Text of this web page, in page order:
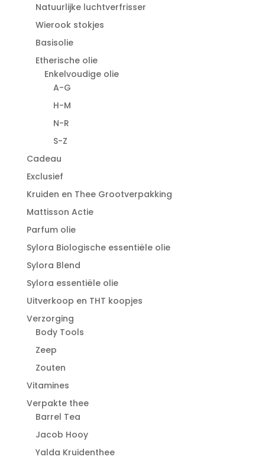
Natuurlijke luchtverfrisser
Wierook stokjes
Basisolie
Etherische olie
Enkelvoudige olie
A-G
H-M
N-R
S-Z
Cadeau
Exclusief
Kruiden en Thee Grootverpakking
Mattisson Actie
Parfum olie
Sylora Biologische essentiële olie
Sylora Blend
Sylora essentiële olie
Uitverkoop en THT koopjes
Verzorging
Body Tools
Zeep
Zouten
Vitamines
Verpakte thee
Barrel Tea
Jacob Hooy
Yalda Kruidenthee